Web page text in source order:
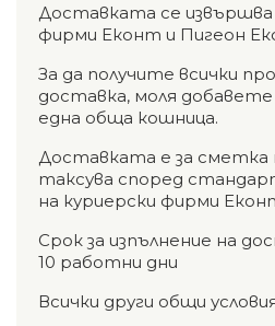
Доставката се извършва
фирми Еконт и Пигеон
За да получите всички
доставка, моля
една обща кошница.
Доставката е за сметка
таксува според
на куриерски фирми
Срок за изпълнение на
10 работни дни
Всички други общи